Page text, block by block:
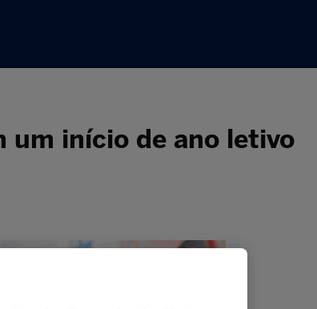
um início de ano letivo